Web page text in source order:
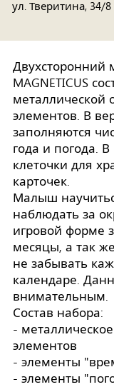
ул. Тверитина, 34/8
Двухсторонний
MAGNETICUS
металлической
элементов. В
заполняются
года и погода.
клеточки для
карточек.
Малыш
наблюдать за
игровой форме
месяцы, а так
не забывать
календаре.
внимательным.
Состав набора:
-
элементов
- элементы
- элементы